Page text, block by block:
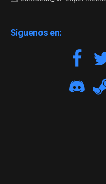
Síguenos en: